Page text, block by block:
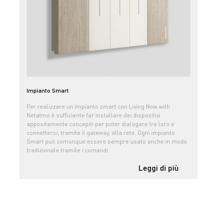
Impianto Smart
Per realizzare un impianto smart con Living Now with
Netatmo è sufficiente far installare dei dispositivi
appositamente concepiti per poter dialogare tra loro e
connettersi, tramite il gateway, alla rete. Ogni impianto
Smart può comunque essere sempre usato anche in modo
tradizionale tramite i comandi.
Leggi di più